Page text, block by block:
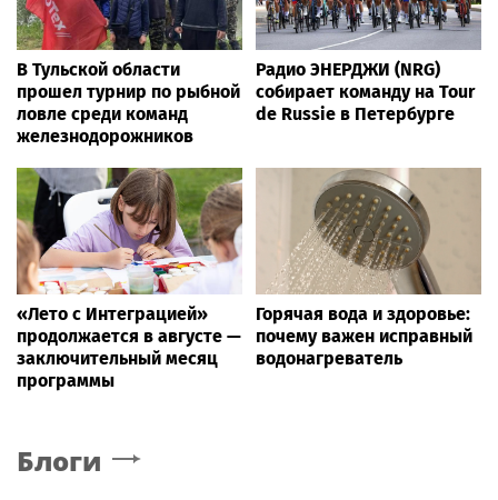
В Тульской области
прошел турнир по рыбной
ловле среди команд
железнодорожников
Радио ЭНЕРДЖИ (NRG)
собирает команду на Tour
de Russie в Петербурге
«Лето с Интеграцией»
продолжается в августе —
заключительный месяц
программы
Горячая вода и здоровье:
почему важен исправный
водонагреватель
Блоги